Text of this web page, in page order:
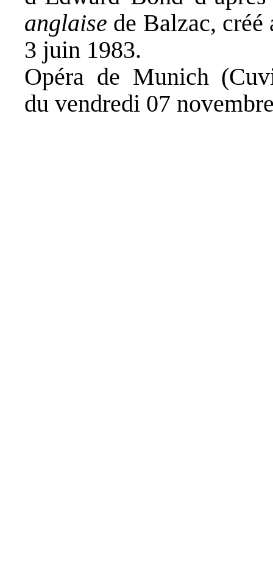
anglaise de Balzac,
3 juin 1983.
Opéra de Munich
du vendredi 07